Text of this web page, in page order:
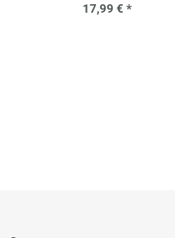
17,99 € *